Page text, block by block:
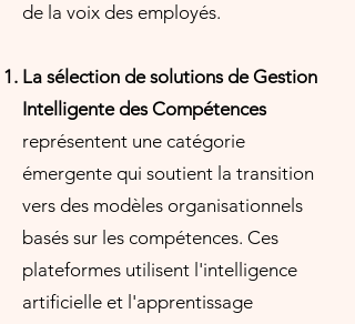
de la voix des employés.
La sélection de solutions de Gestion
Intelligente des Compétences
représentent une catégorie
émergente qui soutient la transition
vers des modèles organisationnels
basés sur les compétences. Ces
plateformes utilisent l'intelligence
artificielle et l'apprentissage